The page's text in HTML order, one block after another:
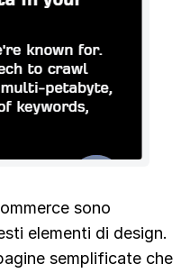
sono
elementi di design.
semplificate che